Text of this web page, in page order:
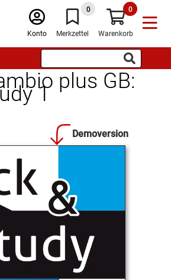
Konto
0
Merkzettel
0
Warenkorb
plus GB:
1
Demoversion